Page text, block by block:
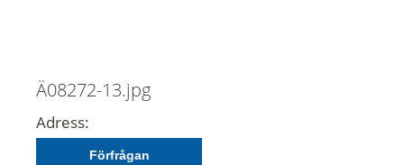
Ä08272-13.jpg
Adress:
Förfrågan